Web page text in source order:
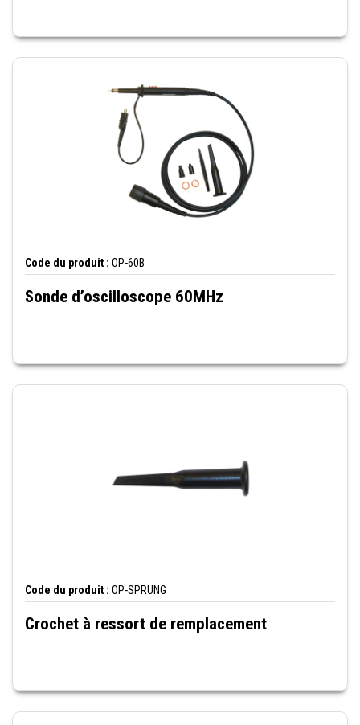
Code du produit : OP-60B
Sonde d’oscilloscope 60MHz
Code du produit : OP-SPRUNG
Crochet à ressort de remplacement